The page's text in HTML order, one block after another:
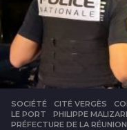
SOCIÉTÉ CITÉ VERGÈS ,
LE PORT
,PHILIPPE
PRÉFECTURE DE LA RÉUNION